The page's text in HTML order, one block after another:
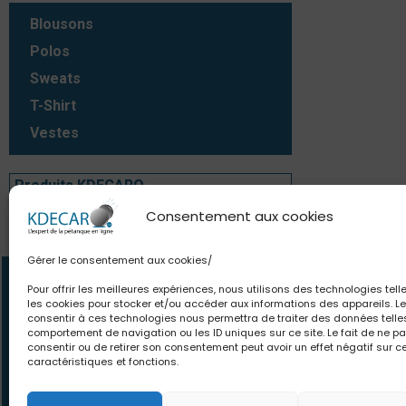
Consentement aux cookies
Gérer le consentement aux cookies/
Pour offrir les meilleures expériences, nous utilisons des technologies
les cookies pour stocker et/ou accéder aux informations des appareils.
consentir à ces technologies nous permettra de traiter des données
comportement de navigation ou les ID uniques sur ce site. Le fait de ne
consentir ou de retirer son consentement peut avoir un effet négatif sur
caractéristiques et fonctions.
Blousons
Polos
Sweats
T-Shirt
Vestes
Produits KDECARO
Produits KDECARO
06.63.80.18.84
contact@kdecaro.com
écrivez-nous
Des offres et
le monde. Des
pour toutes vos